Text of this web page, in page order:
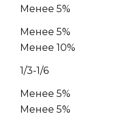
Менее 5%
Менее 5%
Менее 10%
1/3-1/6
Менее 5%
Менее 5%